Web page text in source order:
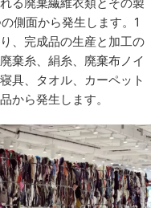
側面から発生します。1
、完成品の生産と加工の
棄糸、絹糸、廃棄布ノイ
具、タオル、カーペット
から発生します。